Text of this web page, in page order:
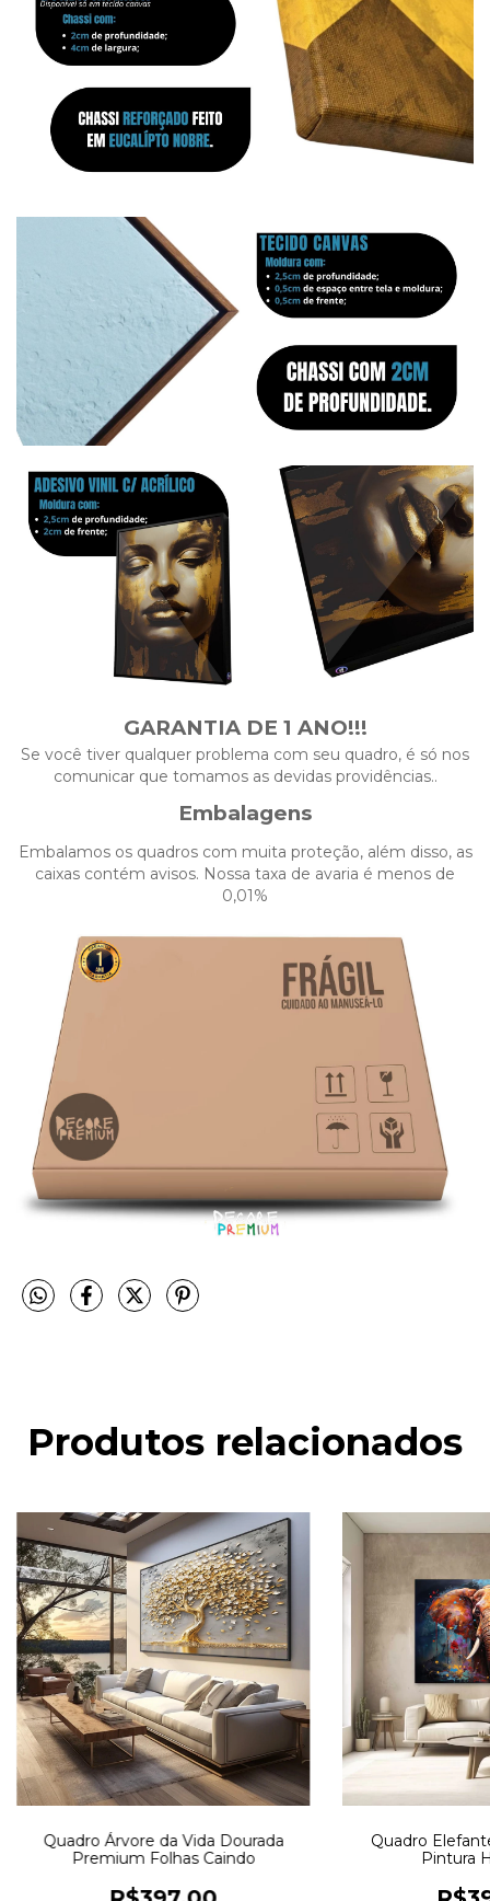
GARANTIA DE 1 ANO!!!
Se você tiver qualquer problema com seu quadro, é só nos
comunicar que tomamos as devidas providências..
Embalagens
Embalamos os quadros com muita proteção, além disso, as
caixas contém avisos. Nossa taxa de avaria é menos de
0,01%
Produtos relacionados
Quadro Árvore da Vida Dourada
Premium Folhas Caindo
Quadro
Pintura